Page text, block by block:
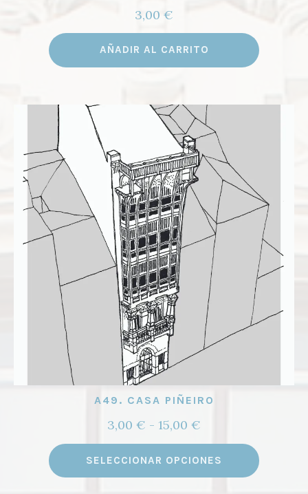
3,00 €
AÑADIR AL CARRITO
A49. CASA PIÑEIRO
3,00 € - 15,00 €
de
precios:
desde
SELECCIONAR OPCIONES
Este